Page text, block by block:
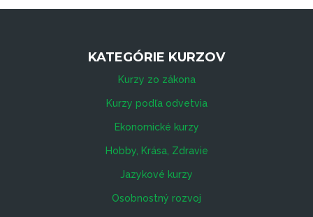
KATEGÓRIE KURZOV
Kurzy zo zákona
Kurzy podľa odvetvia
Ekonomické kurzy
Hobby, Krása, Zdravie
Jazykové kurzy
Osobnostný rozvoj